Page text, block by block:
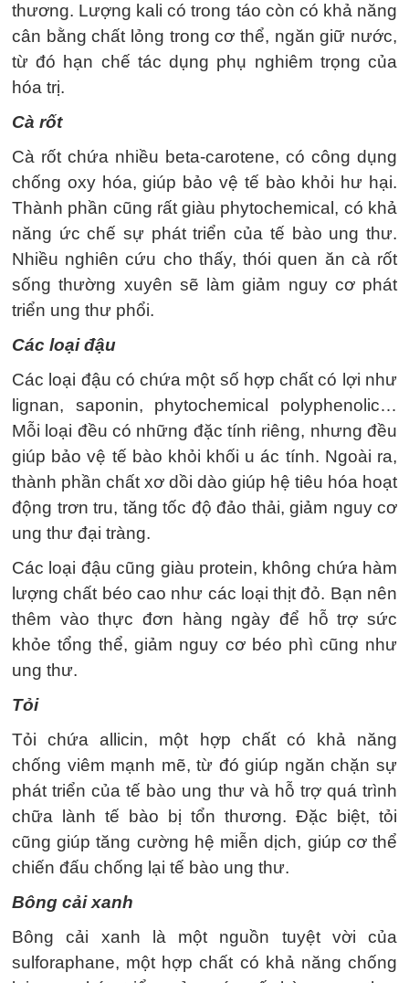
thương. Lượng kali có trong táo còn có khả năng
cân bằng chất lỏng trong cơ thể, ngăn giữ nước,
từ đó hạn chế tác dụng phụ nghiêm trọng của
hóa trị.
Cà rốt
Cà rốt chứa nhiều beta-carotene, có công dụng
chống oxy hóa, giúp bảo vệ tế bào khỏi hư hại.
Thành phần cũng rất giàu phytochemical, có khả
năng ức chế sự phát triển của tế bào ung thư.
Nhiều nghiên cứu cho thấy, thói quen ăn cà rốt
sống thường xuyên sẽ làm giảm nguy cơ phát
triển ung thư phổi.
Các loại đậu
Các loại đậu có chứa một số hợp chất có lợi như
lignan, saponin, phytochemical polyphenolic…
Mỗi loại đều có những đặc tính riêng, nhưng đều
giúp bảo vệ tế bào khỏi khối u ác tính. Ngoài ra,
thành phần chất xơ dồi dào giúp hệ tiêu hóa hoạt
động trơn tru, tăng tốc độ đảo thải, giảm nguy cơ
ung thư đại tràng.
Các loại đậu cũng giàu protein, không chứa hàm
lượng chất béo cao như các loại thịt đỏ. Bạn nên
thêm vào thực đơn hàng ngày để hỗ trợ sức
khỏe tổng thể, giảm nguy cơ béo phì cũng như
ung thư.
Tỏi
Tỏi chứa allicin, một hợp chất có khả năng
chống viêm mạnh mẽ, từ đó giúp ngăn chặn sự
phát triển của tế bào ung thư và hỗ trợ quá trình
chữa lành tế bào bị tổn thương. Đặc biệt, tỏi
cũng giúp tăng cường hệ miễn dịch, giúp cơ thể
chiến đấu chống lại tế bào ung thư.
Bông cải xanh
Bông cải xanh là một nguồn tuyệt vời của
sulforaphane, một hợp chất có khả năng chống